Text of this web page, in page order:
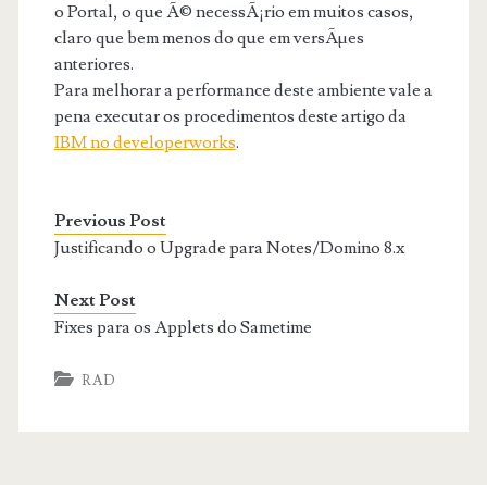
o Portal, o que Ã© necessÃ¡rio em muitos casos,
claro que bem menos do que em versÃµes
anteriores.
Para melhorar a performance deste ambiente vale a
pena executar os procedimentos deste artigo da
IBM no developerworks.
Previous Post
Justificando o Upgrade para Notes/Domino 8.x
Next Post
Fixes para os Applets do Sametime
RAD